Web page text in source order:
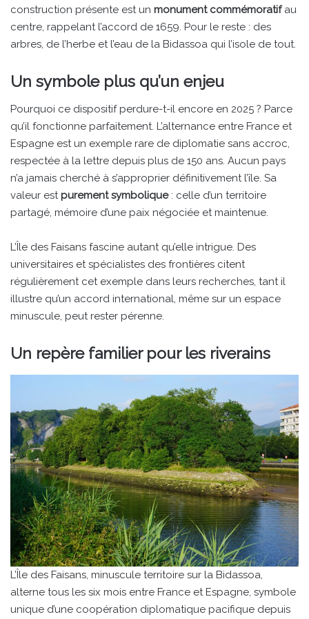
construction présente est un monument commémoratifau
centre, rappelant l’accord de 1659. Pour le reste : des
arbres, de l’herbe et l’eau de la Bidassoa qui l’isole de tout.
Un symbole plus qu’un enjeu
Pourquoi ce dispositif perdure-t-il encore en 2025 ? Parce
qu’il fonctionne parfaitement. L’alternance entre France et
Espagne est un exemple rare de diplomatie sans accroc,
respectée à la lettre depuis plus de 150 ans. Aucun pays
n’a jamais cherché à s’approprier définitivement l’île. Sa
valeur est purement symbolique: celle d’un territoire
partagé, mémoire d’une paix négociée et maintenue.
L’Île des Faisans fascine autant qu’elle intrigue. Des
universitaires et spécialistes des frontières citent
régulièrement cet exemple dans leurs recherches, tant il
illustre qu’un accord international, même sur un espace
minuscule, peut rester pérenne.
Un repère familier pour les riverains
L’Île des Faisans, minuscule territoire sur la Bidassoa,
alterne tous les six mois entre France et Espagne, symbole
unique d’une coopération diplomatique pacifique depuis